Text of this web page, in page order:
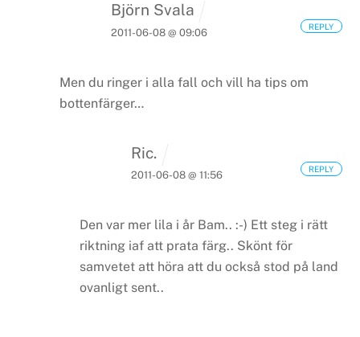
Björn Svala
2011-06-08 @ 09:06
Men du ringer i alla fall och vill ha tips om
bottenfärger…
REPLY
Ric.
2011-06-08 @ 11:56
Den var mer lila i år Bam.. :-) Ett steg i rätt
riktning iaf att prata färg.. Skönt för
samvetet att höra att du också stod på land
ovanligt sent..
REPLY